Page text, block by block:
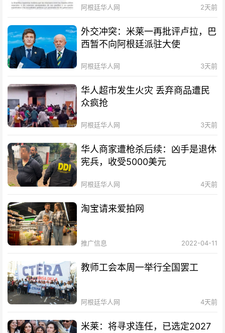
阿根廷华人网 2天前
外交冲突：米莱一再批评卢拉，巴
西暂不向阿根廷派驻大使
阿根廷华人网 3天前
华人超市发生火灾 丢弃商品遭民
众疯抢
阿根廷华人网 3天前
华人商家遭枪杀后续：凶手是退休
宪兵，收受5000美元
阿根廷华人网 4天前
淘宝请来爱拍网
推广信息 2022-04-11
教师工会本周一举行全国罢工
阿根廷华人网 4天前
米莱：将寻求连任，已选定2027